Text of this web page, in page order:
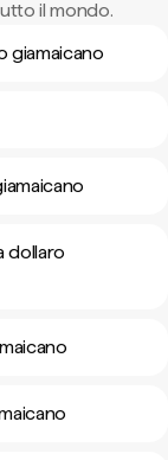
il mondo.
giamaicano
dollaro